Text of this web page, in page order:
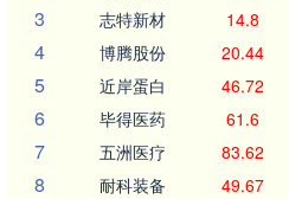
3 志特新材 14.8
4 博腾股份 20.44
5 近岸蛋白 46.72
6 毕得医药 61.6
7 五洲医疗 83.62
8 耐科装备 49.67